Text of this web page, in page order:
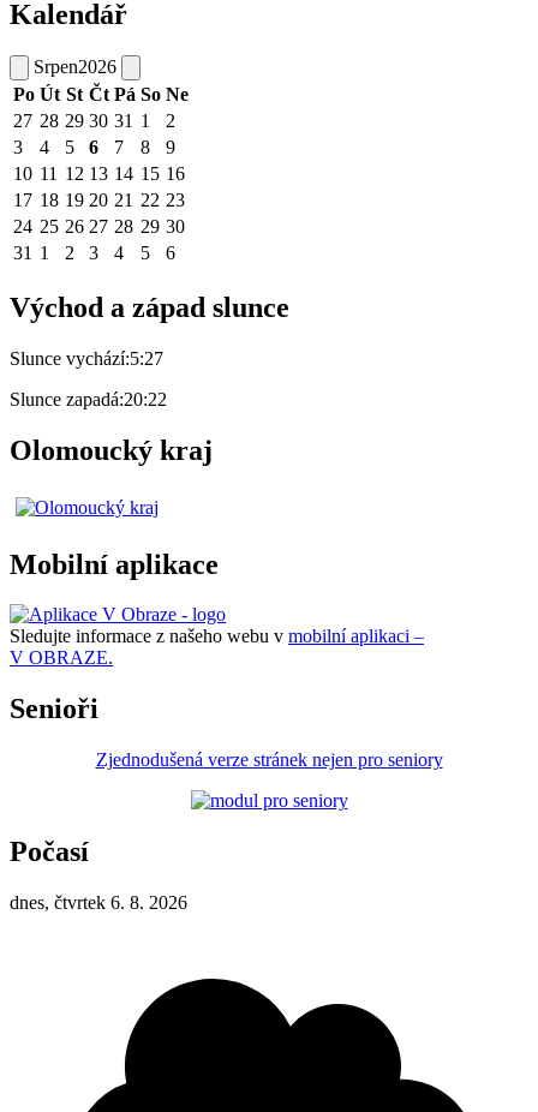
Kalendář
Srpen2026
Po Út St Čt Pá So Ne
27 28 29 30 31 1
2
3
4 5 6 7 8
9
10 11 12 13 14 15 16
17 18 19 20 21 22 23
24 25 26 27 28 29 30
31 1 2 3 4 5 6
Východ a západ slunce
Slunce vychází:5:27
Slunce zapadá:20:22
Olomoucký kraj
Mobilní aplikace
Sledujte informace z našeho webu v mobilní aplikaci –
V OBRAZE.
Senioři
Zjednodušená verze stránek nejen pro seniory
Počasí
dnes, čtvrtek 6. 8. 2026